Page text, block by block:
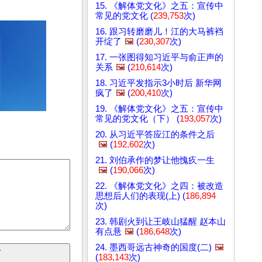
15. 《解体党文化》之五：宣传中
常见的党文化 (239,753次)
16. 跟习转磨磨儿！江的大马裤裆
开绽了 🖼️ (230,307次)
17. 一张图得知习近平与俞正声的
关系 🖼️ (210,614次)
18. 习近平发指示3小时后 新华网
疯了 🖼️ (200,410次)
19. 《解体党文化》之五：宣传中
常见的党文化（下） (193,057次)
20. 从习近平答应江的条件之后
🖼️ (192,602次)
21. 刘伯承作的梦让他愧疚一生
🖼️ (190,066次)
22. 《解体党文化》之四：被改造
思想后人们的表现(上) (186,894
次)
23. 韩剧火到让王岐山猛醒 赵本山
有点悬 🖼️ (186,648次)
24. 墨西哥远古神奇的国度(二) 🖼️
(183,143次)